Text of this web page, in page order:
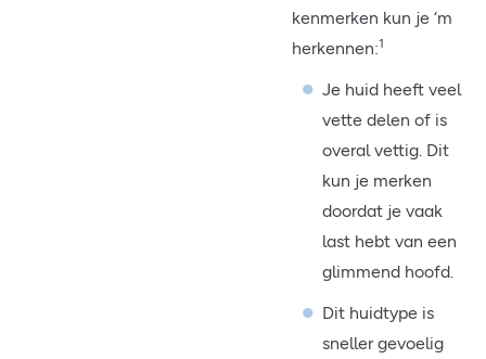
kenmerken kun je ‘m
herkennen:1
Je huid heeft veel
vette delen of is
overal vettig. Dit
kun je merken
doordat je vaak
last hebt van een
glimmend hoofd.
Dit huidtype is
sneller gevoelig